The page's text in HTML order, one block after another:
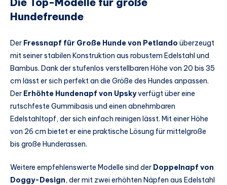
Hundefreunde
Der Fressnapf für Große Hunde von Petlando überzeugt
mit seiner stabilen Konstruktion aus robustem Edelstahl und
Bambus. Dank der stufenlos verstellbaren Höhe von 20 bis 35
cm lässt er sich perfekt an die Größe des Hundes anpassen.
Der Erhöhte Hundenapf von Upskyverfügt über eine
rutschfeste Gummibasis und einen abnehmbaren
Edelstahltopf, der sich einfach reinigen lässt. Mit einer Höhe
von 26 cm bietet er eine praktische Lösung für mittelgroße
bis große Hunderassen.
Weitere empfehlenswerte Modelle sind der Doppelnapf von
Doggy-Design, der mit zwei erhöhten Näpfen aus Edelstahl